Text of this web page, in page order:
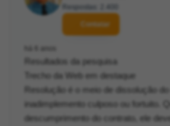
Respostas: 2.400
Contatar
há 6 anos
Resultados da pesquisa
Trecho da Web em destaque
Resolução é o meio de dissolução
inadimplemento culposo ou fortuito.
descumprimento do contrato, ele